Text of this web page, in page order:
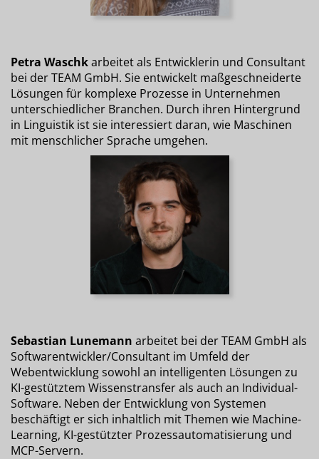
Petra Waschkarbeitet als Entwicklerin und Consultant
bei der TEAM GmbH. Sie entwickelt maßgeschneiderte
Lösungen für komplexe Prozesse in Unternehmen
unterschiedlicher Branchen. Durch ihren Hintergrund
in Linguistik ist sie interessiert daran, wie Maschinen
mit menschlicher Sprache umgehen.
Sebastian Lunemann arbeitet bei der TEAM GmbH als
Softwarentwickler/Consultant im Umfeld der
Webentwicklung sowohl an intelligenten Lösungen zu
KI-gestütztem Wissenstransfer als auch an Individual-
Software. Neben der Entwicklung von Systemen
beschäftigt er sich inhaltlich mit Themen wie Machine-
Learning, KI-gestützter Prozessautomatisierung und
MCP-Servern.